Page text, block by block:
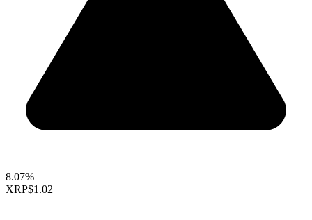
8.07%
XRP$1.02